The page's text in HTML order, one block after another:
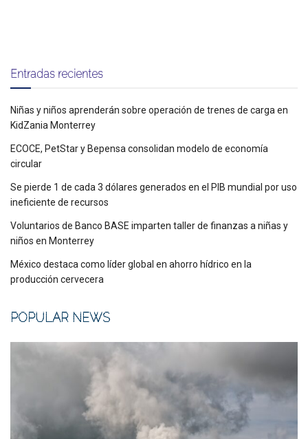
Entradas recientes
Niñas y niños aprenderán sobre operación de trenes de carga en
KidZania Monterrey
ECOCE, PetStar y Bepensa consolidan modelo de economía
circular
Se pierde 1 de cada 3 dólares generados en el PIB mundial por uso
ineficiente de recursos
Voluntarios de Banco BASE imparten taller de finanzas a niñas y
niños en Monterrey
México destaca como líder global en ahorro hídrico en la
producción cervecera
POPULAR NEWS